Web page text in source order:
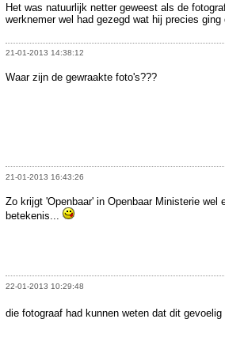
Het was natuurlijk netter geweest als de
werknemer wel had gezegd wat hij precies ging
21-01-2013 14:38:12
Waar zijn de gewraakte foto's???
21-01-2013 16:43:26
Zo krijgt 'Openbaar' in Openbaar Ministerie wel
betekenis...
22-01-2013 10:29:48
die fotograaf had kunnen weten dat dit gevoelig